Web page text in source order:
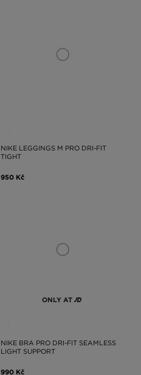
NIKE LEGGINGS M PRO DRI-FIT
TIGHT
950 Kč
ONLY AT
NIKE BRA PRO DRI-FIT SEAMLESS
LIGHT SUPPORT
990 Kč